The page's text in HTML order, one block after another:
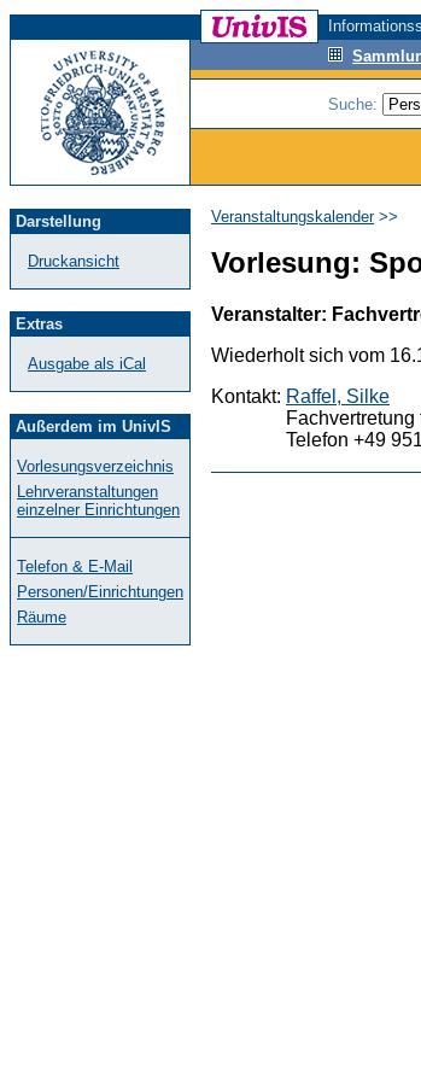
Suche:
Darstellung
Druckansicht
Extras
Ausgabe als iCal
Außerdem im UnivIS
Vorlesungsverzeichnis
Lehrveranstaltungen
einzelner Einrichtungen
Telefon & E-Mail
Personen/Einrichtungen
Räume
Veranstaltungskalender>>
Vorlesung:
Veranstalter:
Wiederholt sich vom
Kontakt: Raffel, Silke
Telefon +49